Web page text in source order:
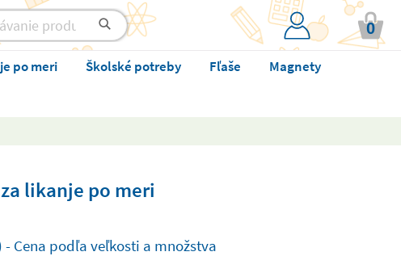
0
po meri Školské potreby Fľaše
Magnety
likanje po meri
- Cena podľa veľkosti a množstva